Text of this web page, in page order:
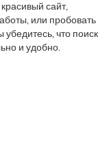
сайт,
или пробовать
что поиск
и удобно.